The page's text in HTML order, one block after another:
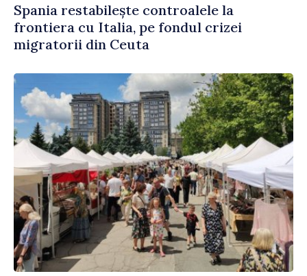
Spania restabilește controalele la
frontiera cu Italia, pe fondul crizei
migratorii din Ceuta